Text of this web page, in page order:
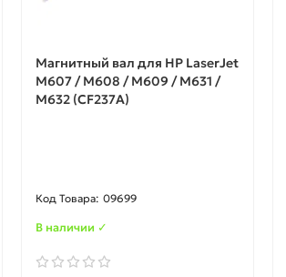
Магнитный вал для HP LaserJet
M607 / M608 / M609 / M631 /
M632 (CF237A)
09699
В наличии ✓